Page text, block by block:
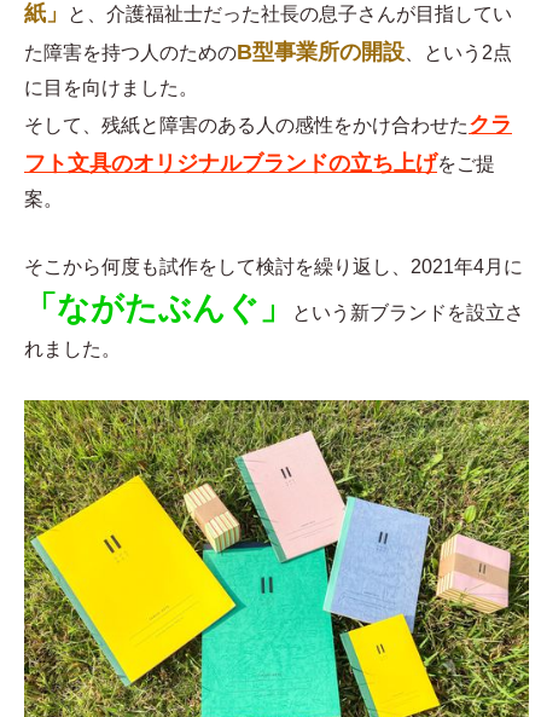
紙」
と、介護福祉士だった社長の息子さんが目指してい
た障害を持つ人のためのB型事業所の開設、という2点
に目を向けました。
そして、残紙と障害のある人の感性をかけ合わせたクラ
フト文具のオリジナルブランドの立ち上げをご提
案。
そこから何度も試作をして検討を繰り返し、2021年4月に
「ながたぶんぐ」
という新ブランドを設立さ
れました。